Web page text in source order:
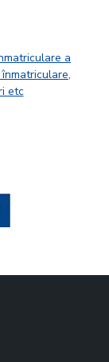
a
etc